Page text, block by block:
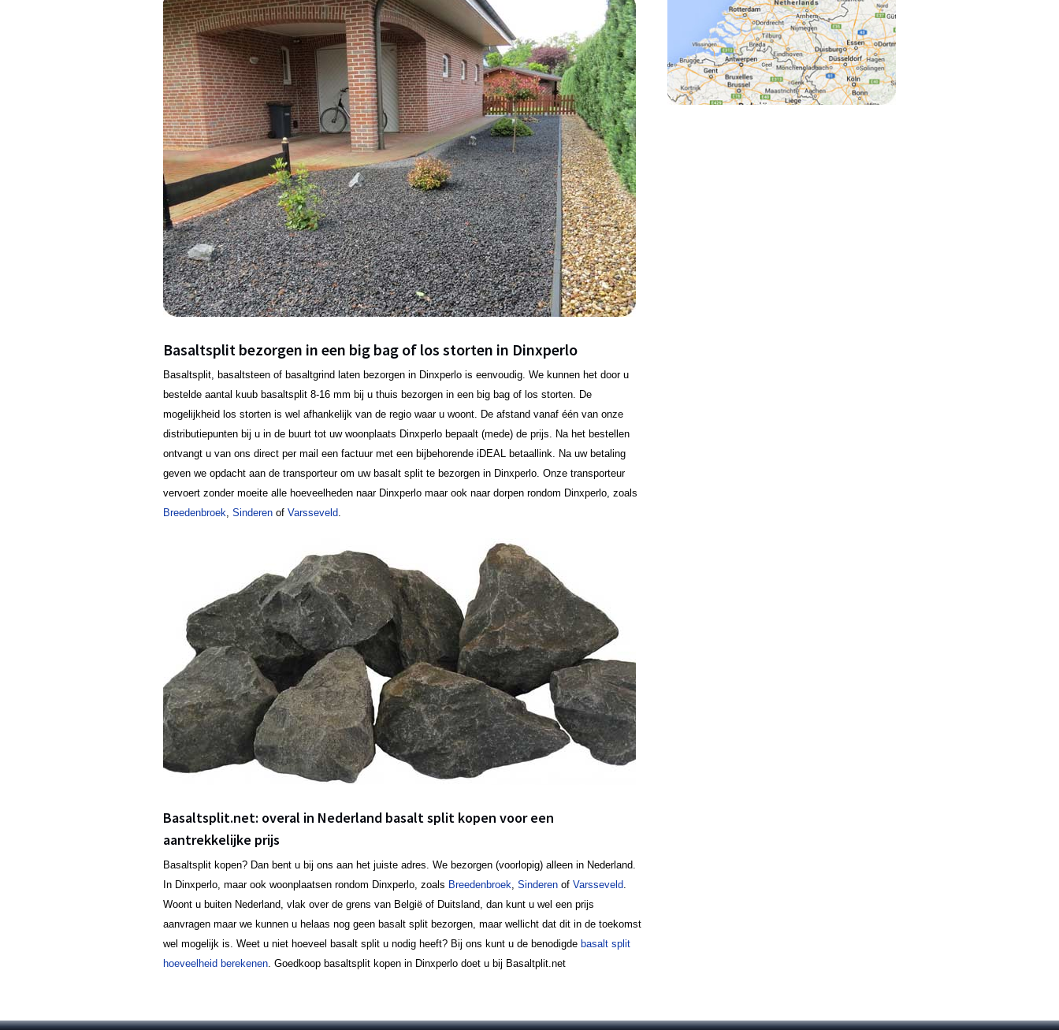
Basaltsplit bezorgen in een big bag of los storten in Dinxperlo
Basaltsplit, basaltsteen of basaltgrind laten bezorgen in Dinxperlo is eenvoudig. We kunnen het door u
bestelde aantal kuub basaltsplit 8-16 mm bij u thuis bezorgen in een big bag of los storten. De
mogelijkheid los storten is wel afhankelijk van de regio waar u woont. De afstand vanaf één van onze
distributiepunten bij u in de buurt tot uw woonplaats Dinxperlo bepaalt (mede) de prijs. Na het bestellen
ontvangt u van ons direct per mail een factuur met een bijbehorende iDEAL betaallink. Na uw betaling
geven we opdacht aan de transporteur om uw basalt split te bezorgen in Dinxperlo. Onze transporteur
vervoert zonder moeite alle hoeveelheden naar Dinxperlo maar ook naar dorpen rondom Dinxperlo, zoals
Breedenbroek, Sinderen of Varsseveld.
Basaltsplit.net: overal in Nederland basalt split kopen voor een
aantrekkelijke prijs
Basaltsplit kopen? Dan bent u bij ons aan het juiste adres. We bezorgen (voorlopig) alleen in Nederland.
In Dinxperlo, maar ook woonplaatsen rondom Dinxperlo, zoals Breedenbroek, Sinderen of Varsseveld.
Woont u buiten Nederland, vlak over de grens van België of Duitsland, dan kunt u wel een prijs
aanvragen maar we kunnen u helaas nog geen basalt split bezorgen, maar wellicht dat dit in de toekomst
wel mogelijk is. Weet u niet hoeveel basalt split u nodig heeft? Bij ons kunt u de benodigde basalt split
hoeveelheid berekenen. Goedkoop basaltsplit kopen in Dinxperlo doet u bij Basaltplit.net